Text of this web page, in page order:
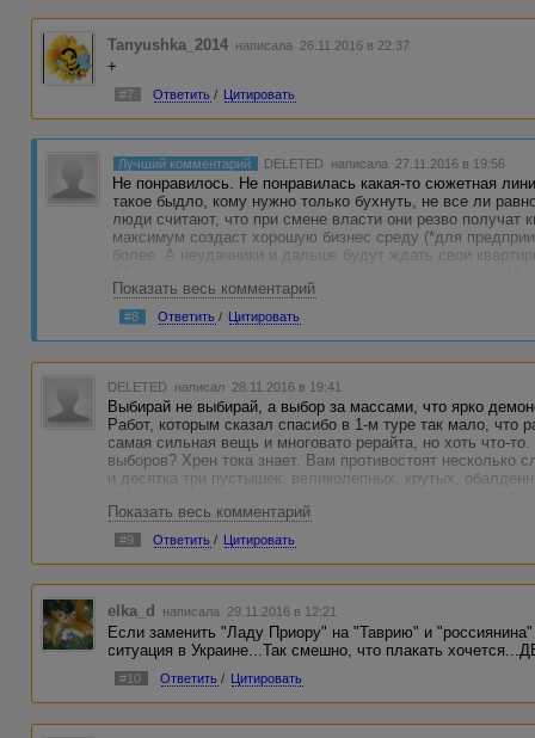
Tanyushka_2014 написала 26.11.2016 в 22:37
+
#7 Ответить / Цитировать
Лучший комментарий DELETED написала 27.11.2016 в 19:56
Не понравилось. Не понравилась какая-то сюжетная
такое быдло, кому нужно только бухнуть, не все ли
люди считают, что при смене власти они резво получат
максимум создаст хорошую бизнес среду (*для
более. А неудачники и дальше будут ждать свои
ожидающего стада в этом стендапе.
Показать весь комментарий
#8 Ответить / Цитировать
DELETED написал 28.11.2016 в 19:41
Выбирай не выбирай, а выбор за массами, что ярко
Работ, которым сказал спасибо в 1-м туре так мало, что
самая сильная вещь и многовато рерайта, но хоть что-
выборов? Хрен тока знает. Вам противостоят несколько
и десятка три пустышек: великолепных, крутых,
Показать весь комментарий
#9 Ответить / Цитировать
elka_d написала 29.11.2016 в 12:21
Если заменить "Ладу Приору" на "Таврию" и
ситуация в Украине...Так смешно, что плакать
#10 Ответить / Цитировать